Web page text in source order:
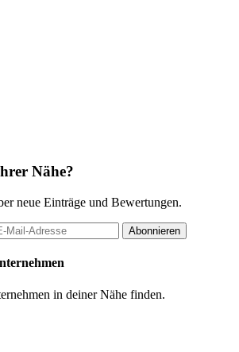
Nähe?
neue Einträge und Bewertungen.
Abonnieren
in deiner Nähe finden.